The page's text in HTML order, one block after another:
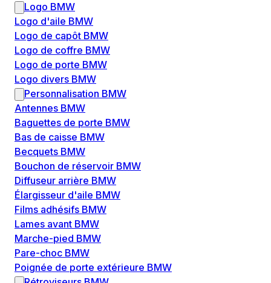
Logo BMW
Logo d'aile BMW
Logo de capôt BMW
Logo de coffre BMW
Logo de porte BMW
Logo divers BMW
Personnalisation BMW
Antennes BMW
Baguettes de porte BMW
Bas de caisse BMW
Becquets BMW
Bouchon de réservoir BMW
Diffuseur arrière BMW
Élargisseur d'aile BMW
Films adhésifs BMW
Lames avant BMW
Marche-pied BMW
Pare-choc BMW
Poignée de porte extérieure BMW